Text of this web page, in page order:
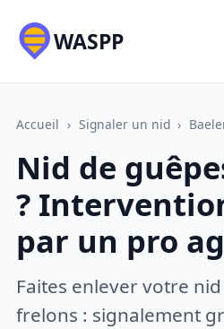
WASPP
Accueil › Signaler un nid ›
Nid de
?
par un pro
Faites enlever votre
frelons : signalement